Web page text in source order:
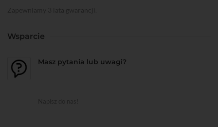
Wsparcie
Masz pytania lub uwagi?